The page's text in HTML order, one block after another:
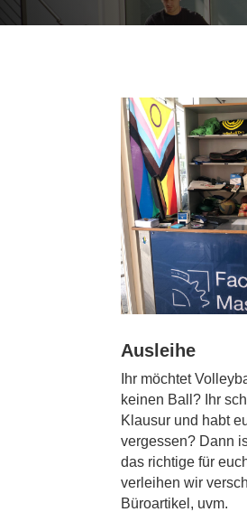
Ausleihe
Ihr möchtet
keinen Ball? Ihr
Klausur und habt
vergessen? Dann
das richtige für
verleihen wir
Büroartikel, uvm.